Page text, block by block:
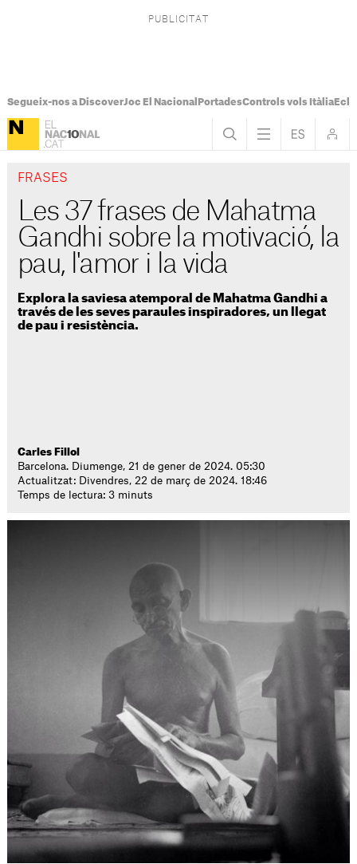
Segueix-nos a DiscoverJoc El Nacional PortadesControls vols Itàlia
FRASES
Les 37 frases de Mahatma
Gandhi sobre la motivació, la
pau, l'amor i la vida
Explora la saviesa atemporal de Mahatma Gandhi a
través de les seves paraules inspiradores, un llegat
de pau i resistència.
Carles Fillol
Barcelona. Diumenge, 21 de gener de 2024. 05:30
Actualitzat: Divendres, 22 de març de 2024. 18:46
Temps de lectura: 3 minuts